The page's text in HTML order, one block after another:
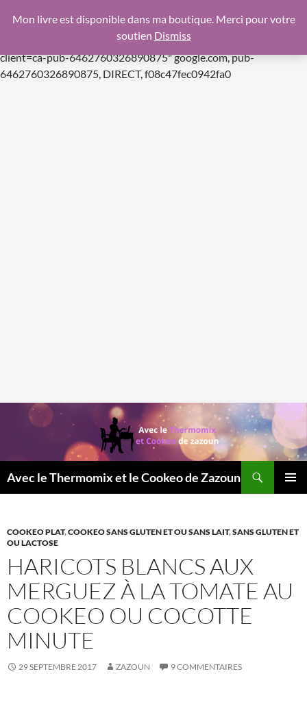
f08c47fec0942fa0
https://pagead2.googlesyndication.com/pagead/js/
client=ca-pub-6462760326890875"google.com, pub-
6462760326890875, DIRECT, f08c47fec0942fa0Aller
Avec le Thermomix et le Cookeo de Zazoun
COOKEO PLAT,COOKEO SANS GLUTEN ET OU SANS LAIT,SANS GLUTEN ET
OU LACTOSE
HARICOTS BLANCS AUX
MERGUEZ À LA TOMATE AU
COOKEO OU COCOTTE
MINUTE
29 SEPTEMBRE 2017 ZAZOUN 9 COMMENTAIRES
Mon livre est disponible dans ma boutique. Merci pour votre
soutien Dismiss